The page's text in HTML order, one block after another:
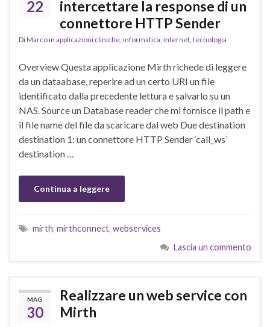
22
intercettare la response di un
connettore HTTP Sender
DiMarcoin applicazioni cliniche informatica internet tecnologia
Overview Questa applicazione Mirth richede di leggere
da un dataabase, reperire ad un certo URI un file
identificato dalla precedente lettura e salvarlo su un
NAS. Source un Database reader che mi fornisce il path e
il file name del file da scaricare dal web Due destination
destination 1: un connettore HTTP Sender ‘call_ws’
destination …
Continua a leggere
mirth, mirthconnect, webservices
Lascia un commento
MAG
30
Realizzare un web service con
Mirth